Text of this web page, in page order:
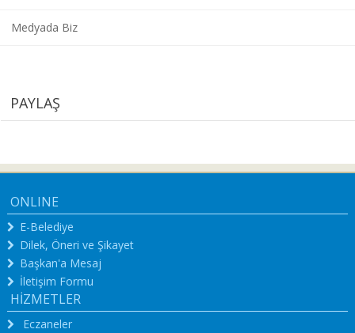
Medyada Biz
PAYLAŞ
ONLINE
E-Belediye
Dilek, Öneri ve Şikayet
Başkan'a Mesaj
İletişim Formu
HİZMETLER
Eczaneler